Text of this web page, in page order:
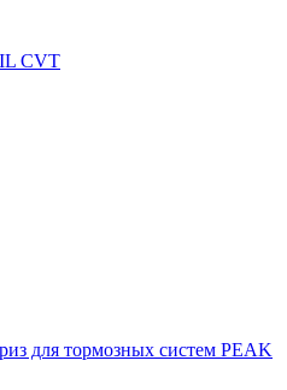
CVT
для тормозных систем PEAK